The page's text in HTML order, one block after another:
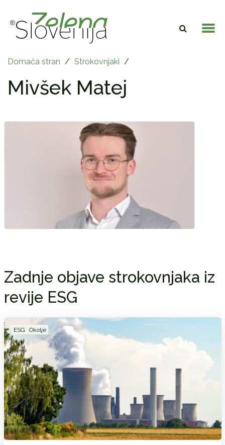
Domača stran / Strokovnjaki /
Mivšek Matej
Zadnje objave strokovnjaka iz
revije ESG
ESG Okolje